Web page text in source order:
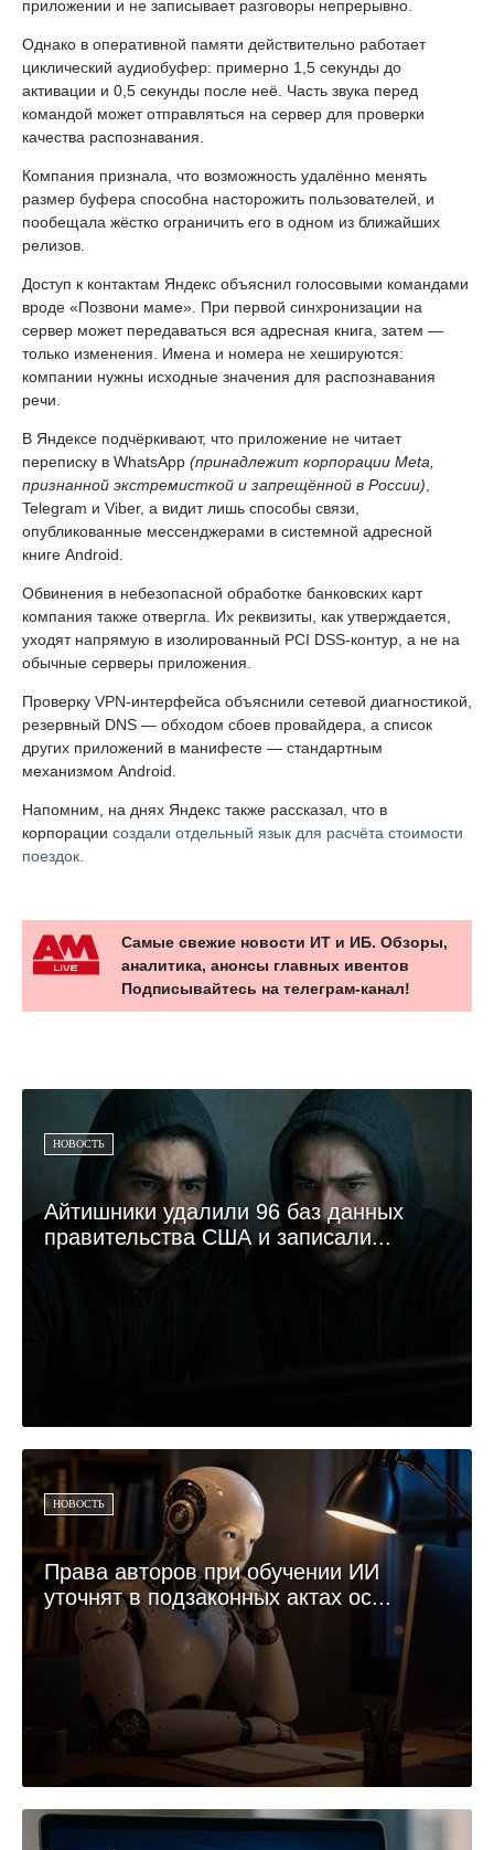
приложении и не записывает разговоры непрерывно.
Однако в оперативной памяти действительно работает
циклический аудиобуфер: примерно 1,5 секунды до
активации и 0,5 секунды после неё. Часть звука перед
командой может отправляться на сервер для проверки
качества распознавания.
Компания признала, что возможность удалённо менять
размер буфера способна насторожить пользователей, и
пообещала жёстко ограничить его в одном из ближайших
релизов.
Доступ к контактам Яндекс объяснил голосовыми командами
вроде «Позвони маме». При первой синхронизации на
сервер может передаваться вся адресная книга, затем —
только изменения. Имена и номера не хешируются:
компании нужны исходные значения для распознавания
речи.
В Яндексе подчёркивают, что приложение не читает
переписку в WhatsApp (принадлежит корпорации Meta,
признанной экстремисткой и запрещённой в России)
Telegram и Viber, а видит лишь способы связи,
опубликованные мессенджерами в системной адресной
книге Android.
Обвинения в небезопасной обработке банковских карт
компания также отвергла. Их реквизиты, как утверждается,
уходят напрямую в изолированный PCI DSS-контур, а не на
обычные серверы приложения.
Проверку VPN-интерфейса объяснили сетевой диагностикой,
резервный DNS — обходом сбоев провайдера, а список
других приложений в манифесте — стандартным
механизмом Android.
Напомним, на днях Яндекс также рассказал, что в
корпорации создали отдельный язык для расчёта стоимости
поездок
Самые свежие новости ИТ и ИБ. Обзоры,
аналитика, анонсы главных ивентов
Подписывайтесь на телеграм-канал!
НОВОСТЬ
Айтишники удалили 96 баз данных
правительства США и записали...
НОВОСТЬ
Права авторов при обучении ИИ
уточнят в подзаконных актах ос...